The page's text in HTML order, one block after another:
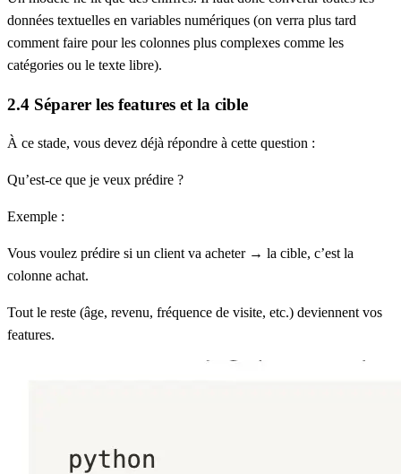
données textuelles en variables numériques (on verra plus tard
comment faire pour les colonnes plus complexes comme les
catégories ou le texte libre).
2.4 Séparer les features et la cible
À ce stade, vous devez déjà répondre à cette question :
Qu’est-ce que je veux prédire ?
Exemple :
Vous voulez prédire si un client va acheter → la cible, c’est la
colonne achat.
Tout le reste (âge, revenu, fréquence de visite, etc.) deviennent vos
features.